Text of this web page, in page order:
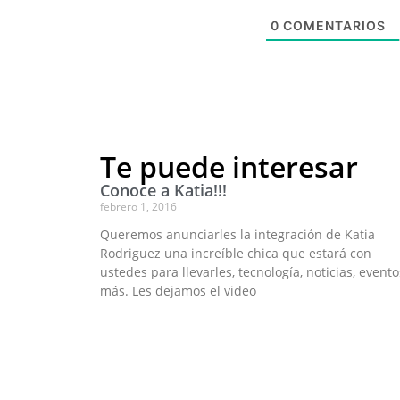
0 COMENTARIOS
Te puede interesar
Conoce a Katia!!!
febrero 1, 2016
Queremos anunciarles la integración de Katia
Rodriguez una increíble chica que estará con
ustedes para llevarles, tecnología, noticias,
más. Les dejamos el video